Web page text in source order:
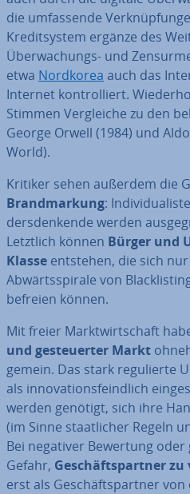
die um­fas­sen­de
Kre­dit­sys­tem ergänze des
Über­wa­chungs- und
etwa Nordkorea auch das
Internet kon­trol­liert.
Stimmen Ver­glei­che zu den
George Orwell (1984) und
World).
Kritiker sehen außerdem die
Brand­mar­kung:
ders­den­ken­de werden
Letztlich können Bürger und
Klasse entstehen, die sich
Ab­wärts­spi­ra­le von
befreien können.
Mit freier Markt­wirt­schaft
und ge­steu­er­ter Markt
gemein. Das stark re­gu­lier­te
als in­no­va­ti­ons­feind­lich
werden genötigt, sich ihre
(im Sinne staat­li­cher Regeln
Bei negativer Bewertung
Gefahr, Ge­schäfts­part­ner zu
erst als Ge­schäfts­part­ner